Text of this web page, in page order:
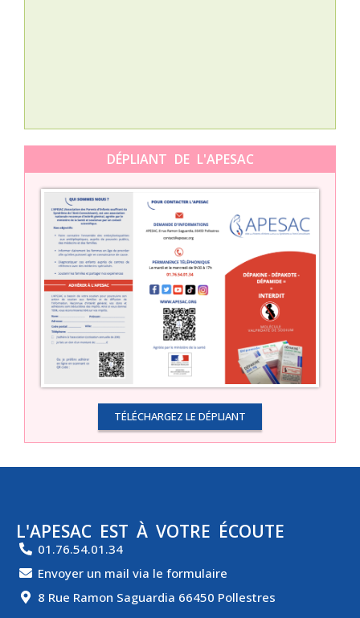
DÉPLIANT DE L'APESAC
TÉLÉCHARGEZ LE DÉPLIANT
L'APESAC EST À VOTRE ÉCOUTE
01.76.54.01.34
Envoyer un mail via le formulaire
8 Rue Ramon Saguardia 66450 Pollestres